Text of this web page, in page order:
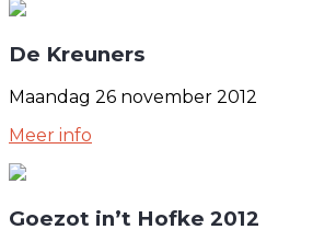
De Kreuners
Maandag 26 november 2012
Meer info
Goezot in’t Hofke 2012